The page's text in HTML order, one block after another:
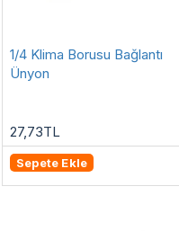
1/4 Klima Borusu Bağlantı
Ünyon
27,73TL
Sepete Ekle